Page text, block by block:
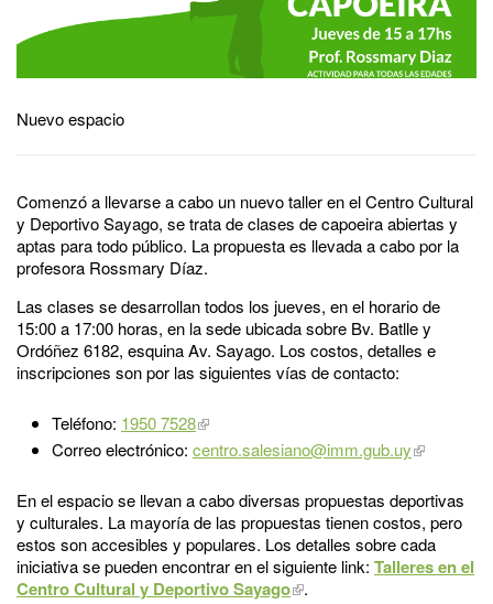
Nuevo espacio
Comenzó a llevarse a cabo un nuevo taller en el Centro Cultural
y Deportivo Sayago, se trata de clases de capoeira abiertas y
aptas para todo público. La propuesta es llevada a cabo por la
profesora Rossmary Díaz.
Las clases se desarrollan todos los jueves, en el horario de
15:00 a 17:00 horas, en la sede ubicada sobre Bv. Batlle y
Ordóñez 6182, esquina Av. Sayago. Los costos, detalles e
inscripciones son por las siguientes vías de contacto:
Teléfono: 1950 7528
Correo electrónico: centro.salesiano@imm.gub.uy
En el espacio se llevan a cabo diversas propuestas deportivas
y culturales. La mayoría de las propuestas tienen costos, pero
estos son accesibles y populares. Los detalles sobre cada
iniciativa se pueden encontrar en el siguiente link: Talleres en el
Centro Cultural y Deportivo Sayago
.